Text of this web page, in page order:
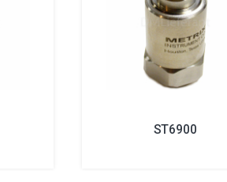
ST6900